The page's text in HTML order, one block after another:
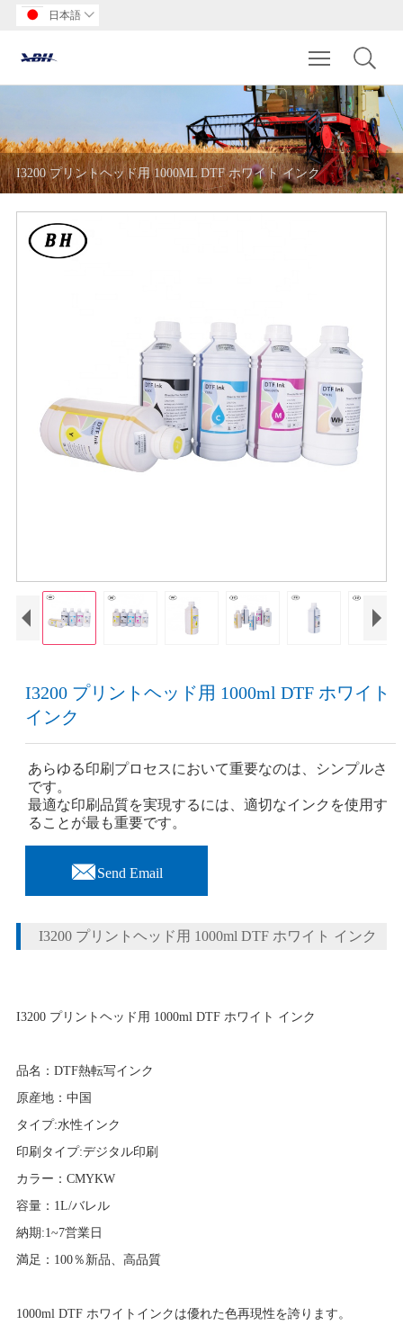
日本語 
Toggle
I3200 プリントヘッド用 1000ML DTF ホワイト インク
I3200 プリントヘッド用 1000ml DTF ホワイト
インク
あらゆる印刷プロセスにおいて重要なのは、シンプルさ
です。
最適な印刷品質を実現するには、適切なインクを使用す
ることが最も重要です。
Send Email
I3200 プリントヘッド用 1000ml DTF ホワイト インク
I3200 プリントヘッド用 1000ml DTF ホワイト インク
品名：DTF熱転写インク
原産地：中国
タイプ:水性インク
印刷タイプ:デジタル印刷
カラー：CMYKW
容量：1L/バレル
納期:1~7営業日
満足：100％新品、高品質
1000ml DTF ホワイトインクは優れた色再現性を誇ります。